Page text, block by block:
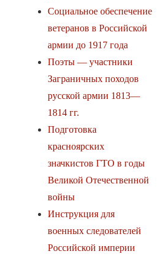
Социальное обеспечение
ветеранов в Российской
армии до 1917 года
Поэты — участники
Заграничных походов
русской армии 1813—
1814 гг.
Подготовка
красноярских
значкистов ГТО в годы
Великой Отечественной
войны
Инструкция для
военных следователей
Российской империи